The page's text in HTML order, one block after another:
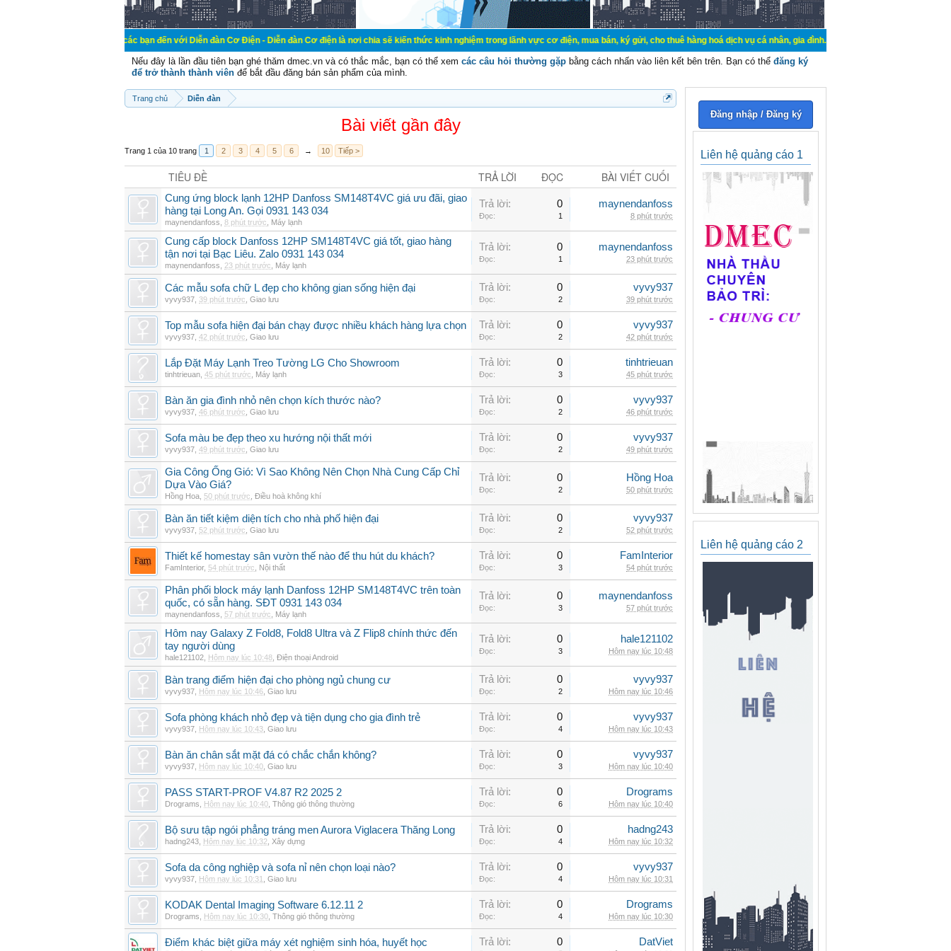
Chào mừng các bạn đến với Diễn đàn Cơ Điện - Diễn đàn Cơ điện là nơi chia sẽ kiến thức kinh nghiệm trong lãnh vực cơ điện, mua bán, ký gửi, cho thuê hàng hoá dịch vụ cá nhân, gia đình. Mua bán, ký gửi, cho thuê thiết bị hệ
Nếu đây là lần đầu tiên bạn ghé thăm dmec.vn và có thắc mắc, bạn có thể xem các câu hỏi thường gặp bằng cách nhấn vào liên kết bên trên. Bạn có thể đăng ký
để trở thành thành viên để bắt đầu đăng bán sản phẩm của mình.
Trang chủ Diễn đàn
Bài viết gần đây
Trang 1 của 10 trang 1 2 3 4 5 6 → 10 Tiếp >
TIÊU ĐỀ TRẢ LỜI ĐỌC BÀI VIẾT CUỐI
Cung ứng block lạnh 12HP Danfoss SM148T4VC giá ưu đãi, giao
hàng tại Long An. Gọi 0931 143 034
maynendanfoss 8 phút trước Máy lạnh
Trả lời: 0
Đọc: 1
maynendanfoss
8 phút trước
Cung cấp block Danfoss 12HP SM148T4VC giá tốt, giao hàng
tận nơi tại Bạc Liêu. Zalo 0931 143 034
maynendanfoss 23 phút trước Máy lạnh
Trả lời: 0
Đọc: 1
maynendanfoss
23 phút trước
Các mẫu sofa chữ L đẹp cho không gian sống hiện đại
vyvy937 39 phút trước Giao lưu
Trả lời: 0
Đọc: 2
vyvy937
39 phút trước
Top mẫu sofa hiện đại bán chạy được nhiều khách hàng lựa chọn
vyvy937 42 phút trước Giao lưu
Trả lời: 0
Đọc: 2
vyvy937
42 phút trước
Lắp Đặt Máy Lạnh Treo Tường LG Cho Showroom
tinhtrieuan 45 phút trước Máy lạnh
Trả lời: 0
Đọc: 3
tinhtrieuan
45 phút trước
Bàn ăn gia đình nhỏ nên chọn kích thước nào?
vyvy937 46 phút trước Giao lưu
Trả lời: 0
Đọc: 2
vyvy937
46 phút trước
Sofa màu be đẹp theo xu hướng nội thất mới
vyvy937 49 phút trước Giao lưu
Trả lời: 0
Đọc: 2
vyvy937
49 phút trước
Gia Công Ống Gió: Vì Sao Không Nên Chọn Nhà Cung Cấp Chỉ
Dựa Vào Giá?
Hồng Hoa 50 phút trước Điều hoà không khí
Trả lời: 0
Đọc: 2
Hồng Hoa
50 phút trước
Bàn ăn tiết kiệm diện tích cho nhà phố hiện đại
vyvy937 52 phút trước Giao lưu
Trả lời: 0
Đọc: 2
vyvy937
52 phút trước
Thiết kế homestay sân vườn thế nào để thu hút du khách?
FamInterior, 54 phút trước Nội thất
Trả lời: 0
Đọc: 3
FamInterior
54 phút trước
Phân phối block máy lạnh Danfoss 12HP SM148T4VC trên toàn
quốc, có sẵn hàng. SĐT 0931 143 034
maynendanfoss 57 phút trước Máy lạnh
Trả lời: 0
Đọc: 3
maynendanfoss
57 phút trước
Hôm nay Galaxy Z Fold8, Fold8 Ultra và Z Flip8 chính thức đến
tay người dùng
hale121102 Hôm nay lúc 10:48 Điện thoại Android
Trả lời: 0
Đọc: 3
hale121102
Hôm nay lúc 10:48
Bàn trang điểm hiện đại cho phòng ngủ chung cư
vyvy937 Hôm nay lúc 10:46 Giao lưu
Trả lời: 0
Đọc: 2
vyvy937
Hôm nay lúc 10:46
Sofa phòng khách nhỏ đẹp và tiện dụng cho gia đình trẻ
vyvy937 Hôm nay lúc 10:43 Giao lưu
Trả lời: 0
Đọc: 4
vyvy937
Hôm nay lúc 10:43
Bàn ăn chân sắt mặt đá có chắc chắn không?
vyvy937 Hôm nay lúc 10:40 Giao lưu
Trả lời: 0
Đọc: 3
vyvy937
Hôm nay lúc 10:40
PASS START-PROF V4.87 R2 2025 2
Drograms Hôm nay lúc 10:40 Thông gió thông thường
Trả lời: 0
Đọc: 6
Drograms
Hôm nay lúc 10:40
Bộ sưu tập ngói phẳng tráng men Aurora Viglacera Thăng Long
hadng243 Hôm nay lúc 10:32 Xây dựng
Trả lời: 0
Đọc: 4
hadng243
Hôm nay lúc 10:32
Sofa da công nghiệp và sofa nỉ nên chọn loại nào?
vyvy937 Hôm nay lúc 10:31 Giao lưu
Trả lời: 0
Đọc: 4
vyvy937
Hôm nay lúc 10:31
KODAK Dental Imaging Software 6.12.11 2
Drograms Hôm nay lúc 10:30 Thông gió thông thường
Trả lời: 0
Đọc: 4
Drograms
Hôm nay lúc 10:30
Điểm khác biệt giữa máy xét nghiệm sinh hóa, huyết học Trả lời: 0 DatViet
Đăng nhập / Đăng ký
Liên hệ quảng cáo 1
Liên hệ quảng cáo 2